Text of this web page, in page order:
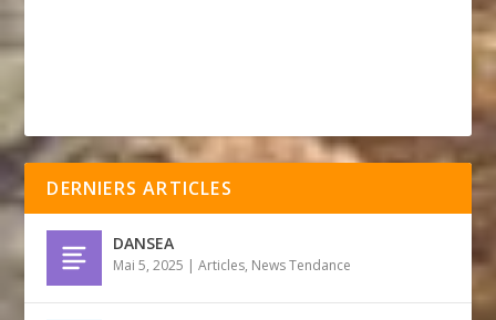
DERNIERS ARTICLES
DANSEA
Mai 5, 2025 |Articles, News Tendance